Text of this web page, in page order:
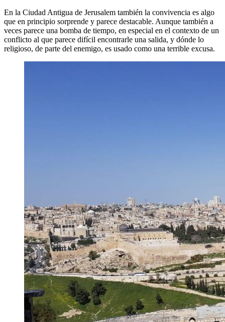
En la Ciudad Antigua de Jerusalem también la convivencia es algo
que en principio sorprende y parece destacable. Aunque también a
veces parece una bomba de tiempo, en especial en el contexto de un
conflicto al que parece difícil encontrarle una salida, y dónde lo
religioso, de parte del enemigo, es usado como una terrible excusa.